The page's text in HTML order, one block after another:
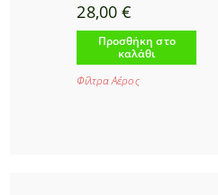
28,00€
Προσθήκη στο
καλάθι
Φίλτρα Αέρος